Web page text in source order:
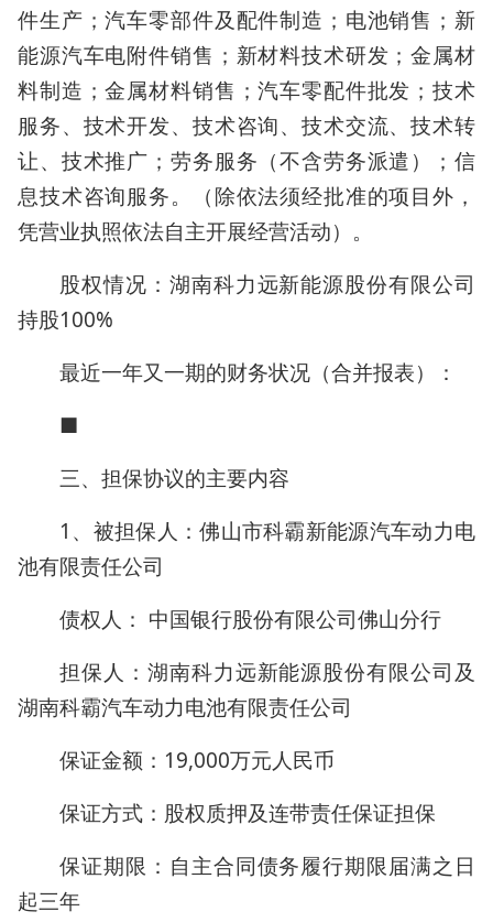
件生产；汽车零部件及配件制造；电池销售；新
能源汽车电附件销售；新材料技术研发；金属材
料制造；金属材料销售；汽车零配件批发；技术
服务、技术开发、技术咨询、技术交流、技术转
让、技术推广；劳务服务（不含劳务派遣）；信
息技术咨询服务。（除依法须经批准的项目外，
凭营业执照依法自主开展经营活动）。
股权情况：湖南科力远新能源股份有限公司
持股100%
最近一年又一期的财务状况（合并报表）：
■
三、担保协议的主要内容
1、被担保人：佛山市科霸新能源汽车动力电
池有限责任公司
债权人： 中国银行股份有限公司佛山分行
担保人：湖南科力远新能源股份有限公司及
湖南科霸汽车动力电池有限责任公司
保证金额：19,000万元人民币
保证方式：股权质押及连带责任保证担保
保证期限：自主合同债务履行期限届满之日
起三年